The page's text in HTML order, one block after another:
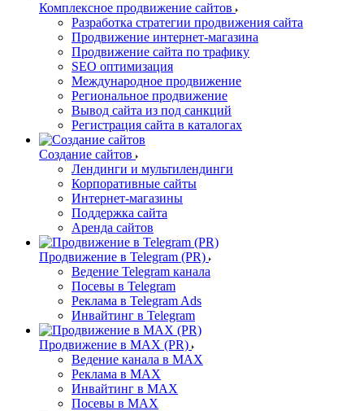
Комплексное продвижение сайтов
Разработка стратегии продвижения сайта
Продвижение интернет-магазина
Продвижение сайта по трафику
SEO оптимизация
Международное продвижение
Региональное продвижение
Вывод сайта из под санкций
Регистрация сайта в каталогах
Создание сайтов
Лендинги и мультилендинги
Корпоративные сайты
Интернет-магазины
Поддержка сайта
Аренда сайтов
Продвижение в Telegram (PR)
Ведение Telegram канала
Посевы в Telegram
Реклама в Telegram Ads
Инвайтинг в Telegram
Продвижение в MAX (PR)
Ведение канала в MAX
Реклама в MAX
Инвайтинг в MAX
Посевы в MAX